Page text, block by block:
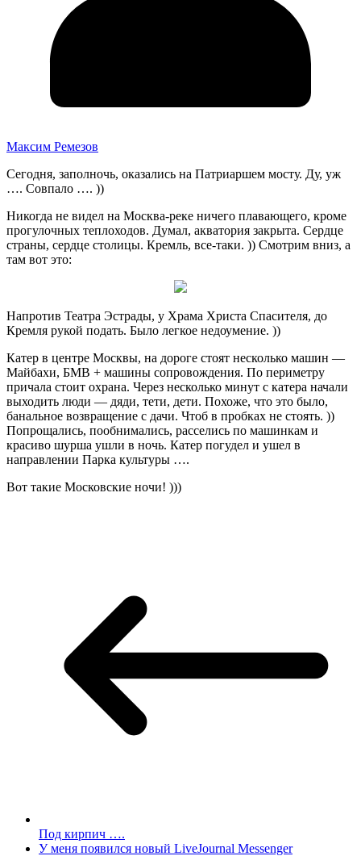
Максим Ремезов
Сегодня, заполночь, оказались на Патриаршем мосту. Ду, уж
…. Совпало …. ))
Никогда не видел на Москва-реке ничего плавающего, кроме
прогулочных теплоходов. Думал, акватория закрыта. Сердце
страны, сердце столицы. Кремль, все-таки. )) Смотрим вниз, а
там вот это:
Напротив Театра Эстрады, у Храма Христа Спасителя, до
Кремля рукой подать. Было легкое недоумение. ))
Катер в центре Москвы, на дороге стоят несколько машин —
Майбахи, БМВ + машины сопровождения. По периметру
причала стоит охрана. Через несколько минут с катера начали
выходить люди — дяди, тети, дети. Похоже, что это было,
банальное возвращение с дачи. Чтоб в пробках не стоять. ))
Попрощались, пообнимались, расселись по машинкам и
красиво шурша ушли в ночь. Катер погудел и ушел в
направлении Парка культуры ….
Вот такие Московские ночи! )))
Под кирпич ….
У меня появился новый LiveJournal Messenger